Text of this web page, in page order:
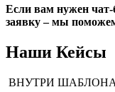
Если вам нужен чат-
заявку – мы
Наши Кейсы
ВНУТРИ